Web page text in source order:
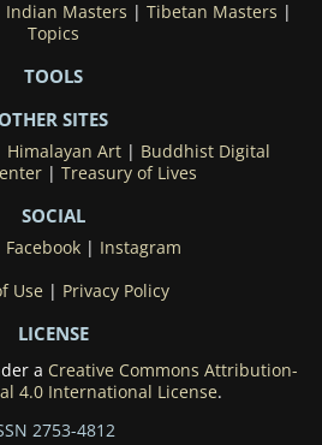
Indian Masters | Tibetan Masters |
Topics
TOOLS
OTHER SITES
Himalayan Art| Buddhist Digital
| Treasury of Lives
SOCIAL
Facebook| Instagram
Use | Privacy Policy
LICENSE
a Creative Commons Attribution-
4.0 International License.
2753-4812